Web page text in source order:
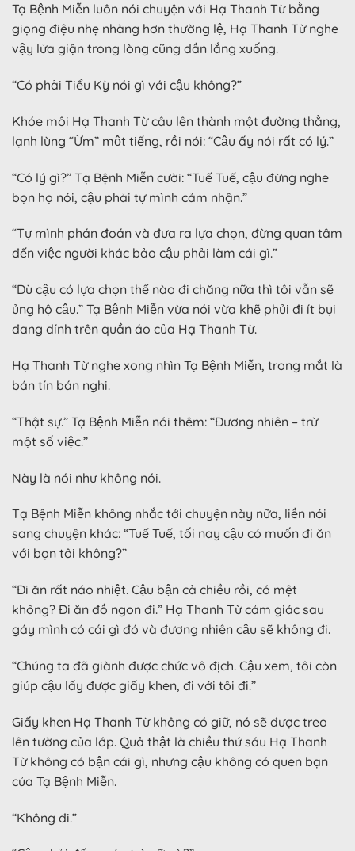
Tạ Bệnh Miễn luôn nói chuyện với Hạ Thanh Từ bằng
giọng điệu nhẹ nhàng hơn thường lệ, Hạ Thanh Từ nghe
vậy lửa giận trong lòng cũng dần lắng xuống.
“Có phải Tiểu Kỳ nói gì với cậu không?”
Khóe môi Hạ Thanh Từ câu lên thành một đường thẳng,
lạnh lùng “Ừm” một tiếng, rồi nói: “Cậu ấy nói rất có lý.”
“Có lý gì?” Tạ Bệnh Miễn cười: “Tuế Tuế, cậu đừng nghe
bọn họ nói, cậu phải tự mình cảm nhận.”
“Tự mình phán đoán và đưa ra lựa chọn, đừng quan tâm
đến việc người khác bảo cậu phải làm cái gì.”
“Dù cậu có lựa chọn thế nào đi chăng nữa thì tôi vẫn sẽ
ủng hộ cậu.” Tạ Bệnh Miễn vừa nói vừa khẽ phủi đi ít bụi
đang dính trên quần áo của Hạ Thanh Từ.
Hạ Thanh Từ nghe xong nhìn Tạ Bệnh Miễn, trong mắt là
bán tín bán nghi.
“Thật sự.” Tạ Bệnh Miễn nói thêm: “Đương nhiên – trừ
một số việc.”
Này là nói như không nói.
Tạ Bệnh Miễn không nhắc tới chuyện này nữa, liền nói
sang chuyện khác: “Tuế Tuế, tối nay cậu có muốn đi ăn
với bọn tôi không?”
“Đi ăn rất náo nhiệt. Cậu bận cả chiều rồi, có mệt
không? Đi ăn đồ ngon đi.” Hạ Thanh Từ cảm giác sau
gáy mình có cái gì đó và đương nhiên cậu sẽ không đi.
“Chúng ta đã giành được chức vô địch. Cậu xem, tôi còn
giúp cậu lấy được giấy khen, đi với tôi đi.”
Giấy khen Hạ Thanh Từ không có giữ, nó sẽ được treo
lên tường của lớp. Quả thật là chiều thứ sáu Hạ Thanh
Từ không có bận cái gì, nhưng cậu không có quen bạn
của Tạ Bệnh Miễn.
“Không đi.”